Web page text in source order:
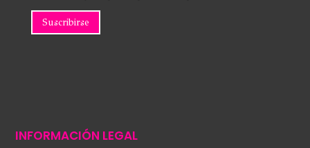
INFORMACIÓN LEGAL